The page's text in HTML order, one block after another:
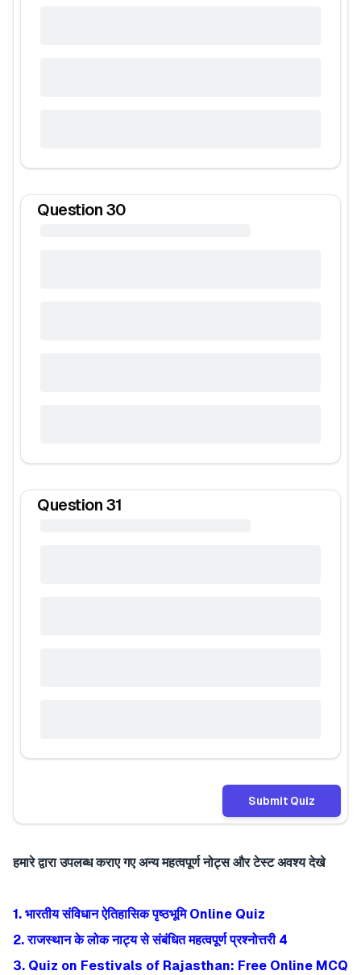
Question 30
Question 31
Submit Quiz
हमारे द्वारा उपलब्ध कराए गए अन्य महत्वपूर्ण नोट्स और टेस्ट अवश्य देखे
1. भारतीय संविधान ऐतिहासिक पृष्ठभूमि Online Quiz
2. राजस्थान के लोक नाट्य से संबंधित महत्वपूर्ण प्रश्नोत्तरी 4
3. Quiz on Festivals of Rajasthan: Free Online MCQ